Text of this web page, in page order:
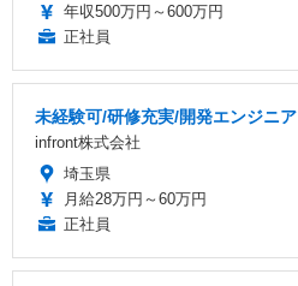
年収500万円～600万円
正社員
未経験可/研修充実/開発エンジニア
infront株式会社
埼玉県
月給28万円～60万円
正社員